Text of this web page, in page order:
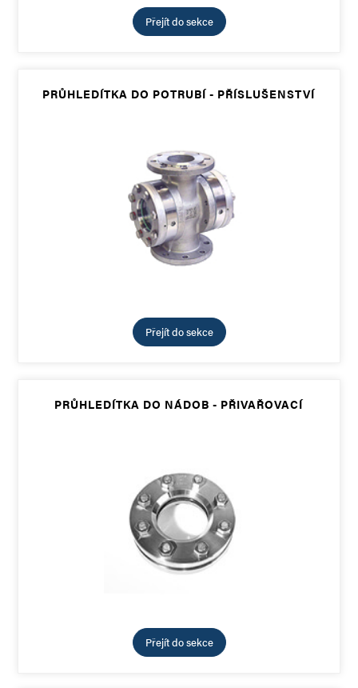
Přejít do sekce
PRŮHLEDÍTKA DO POTRUBÍ - PŘÍSLUŠENSTVÍ
Přejít do sekce
PRŮHLEDÍTKA DO NÁDOB - PŘIVAŘOVACÍ
Přejít do sekce